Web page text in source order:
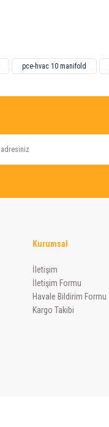
Gönder
pce-hvac 10 manifold
Kurumsal
İletişim
İletişim Formu
Havale Bildirim Formu
Kargo Takibi